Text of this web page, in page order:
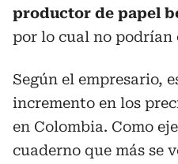
productor de papel
por lo cual no podrían
Según el empresario,
incremento en los
en Colombia. Como
cuaderno que más se